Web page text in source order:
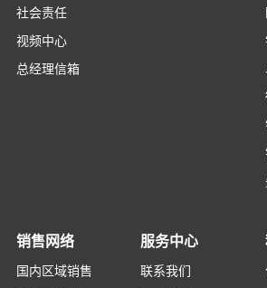
社会责任
视频中心
总经理信箱
销售网络
国内区域销售
服务中心
联系我们